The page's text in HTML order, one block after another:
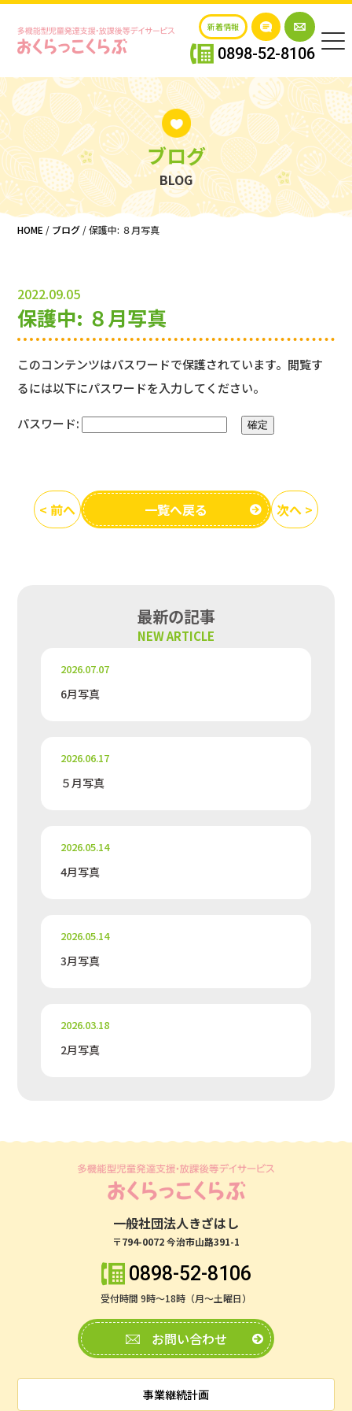
新着情報
0898-52-8106
ブログ
BLOG
HOME / ブログ /保護中: ８月写真
2022.09.05
保護中: ８月写真
このコンテンツはパスワードで保護されています。閲覧す
るには以下にパスワードを入力してください。
パスワード:
< 前へ 一覧へ戻る 次へ >
最新の記事
NEW ARTICLE
2026.07.07
6月写真
2026.06.17
５月写真
2026.05.14
4月写真
2026.05.14
3月写真
2026.03.18
2月写真
一般社団法人きざはし
〒794-0072 今治市山路391-1
0898-52-8106
受付時間 9時～18時（月～土曜日）
お問い合わせ
事業継続計画